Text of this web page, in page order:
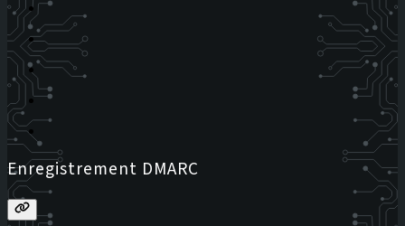
Enregistrement DMARC